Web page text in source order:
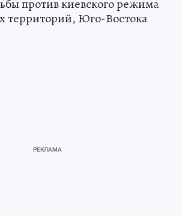
против киевского режима
территорий, Юго-Востока